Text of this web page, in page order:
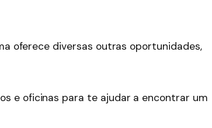
oferece diversas outras oportunidades,
e oficinas para te ajudar a encontrar um